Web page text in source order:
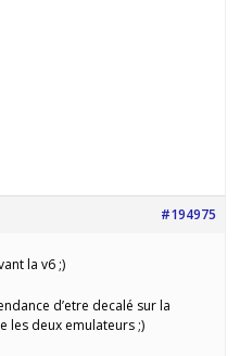
#194975
la v6 ;)
d’etre decalé sur la
les deux emulateurs ;)